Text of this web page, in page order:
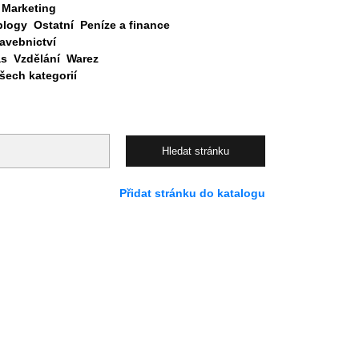
Marketing
Ostatní Peníze a finance
Vzdělání Warez
kategorií
Přidat stránku do katalogu